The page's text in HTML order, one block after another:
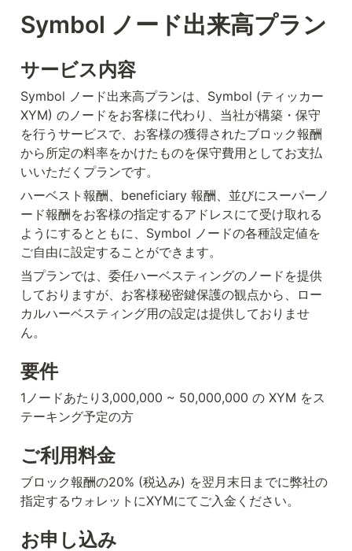
Symbol ノード出来高プラン
サービス内容
Symbol ノード出来高プランは、Symbol (ティッカー
XYM) のノードをお客様に代わり、当社が構築・保守
を行うサービスで、お客様の獲得されたブロック報酬
から所定の料率をかけたものを保守費用としてお支払
いいただくプランです。
ハーベスト報酬、beneficiary 報酬、並びにスーパーノ
ード報酬をお客様の指定するアドレスにて受け取れる
ようにするとともに、Symbol ノードの各種設定値を
ご自由に設定することができます。
当プランでは、委任ハーベスティングのノードを提供
しておりますが、お客様秘密鍵保護の観点から、ロー
カルハーベスティング用の設定は提供しておりませ
ん。
要件
1ノードあたり3,000,000 ~ 50,000,000 の XYM をス
テーキング予定の方
ご利用料金
ブロック報酬の20% (税込み) を翌月末日までに弊社の
指定するウォレットにXYMにてご入金ください。
お申し込み